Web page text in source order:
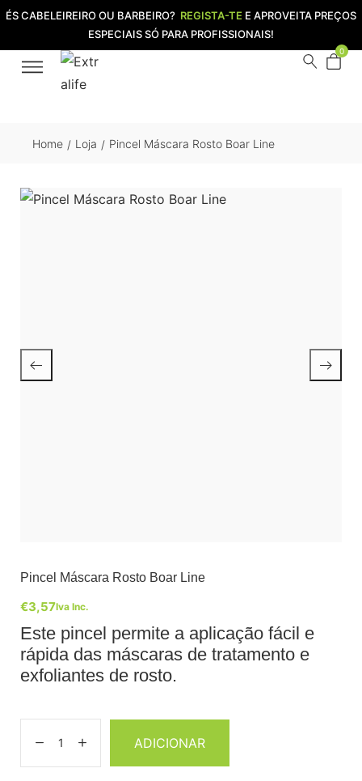
ÉS CABELEIREIRO OU BARBEIRO? REGISTA-TE E APROVEITA PREÇOS
ESPECIAIS SÓ PARA PROFISSIONAIS!
0
Home / Loja / Pincel Máscara Rosto Boar Line
Pincel Máscara Rosto Boar Line
€3,57Iva Inc.
Este pincel permite a aplicação fácil e
rápida das máscaras de tratamento e
exfoliantes de rosto.
ADICIONAR